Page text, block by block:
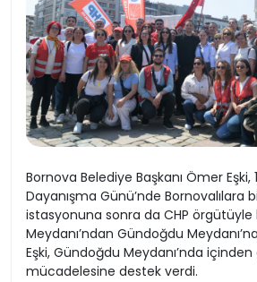
Bornova Belediye Başkanı Ömer Eşki,
Dayanışma Günü’nde
istasyonuna sonra da CHP örgütüyle
Meydanı’ndan Gündoğdu
Eşki, Gündoğdu Meydanı’nda
mücadelesine destek verdi.